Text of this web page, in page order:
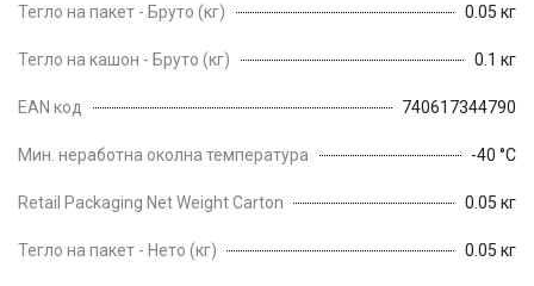
Тегло на пакет - Бруто (кг) 0.05 кг
Тегло на кашон - Бруто (кг) 0.1 кг
EAN код 740617344790
Мин. неработна околна температура -40 °C
Retail Packaging Net Weight Carton 0.05 кг
Тегло на пакет - Нето (кг) 0.05 кг